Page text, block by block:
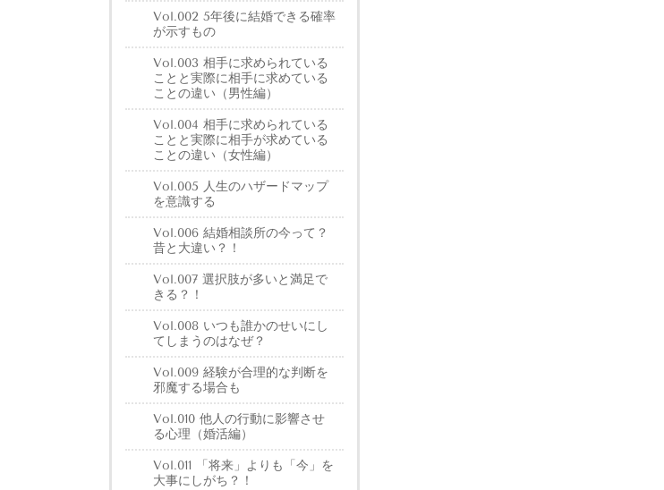
Vol.002 5年後に結婚できる確率
が示すもの
Vol.003 相手に求められている
ことと実際に相手に求めている
ことの違い（男性編）
Vol.004 相手に求められている
ことと実際に相手が求めている
ことの違い（女性編）
Vol.005 人生のハザードマップ
を意識する
Vol.006 結婚相談所の今って？
昔と大違い？！
Vol.007 選択肢が多いと満足で
きる？！
Vol.008 いつも誰かのせいにし
てしまうのはなぜ？
Vol.009 経験が合理的な判断を
邪魔する場合も
Vol.010 他人の行動に影響させ
る心理（婚活編）
Vol.011 「将来」よりも「今」を
大事にしがち？！